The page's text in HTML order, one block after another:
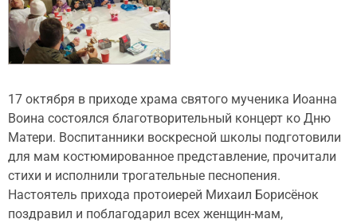
17 октября в приходе храма святого мученика Иоанна
Воина состоялся благотворительный концерт ко Дню
Матери. Воспитанники воскресной школы подготовили
для мам костюмированное представление, прочитали
стихи и исполнили трогательные песнопения.
Настоятель прихода протоиерей Михаил Борисёнок
поздравил и поблагодарил всех женщин-мам,